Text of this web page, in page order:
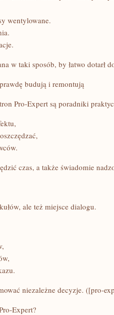
wentylowane.
w taki sposób, by łatwo dotarł
budują i remontują
Pro-Expert są poradniki
czas, a także świadomie
ale też miejsce dialogu.
niezależne decyzje. ([pro-
Expert?